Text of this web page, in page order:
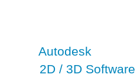
Autodesk
2D / 3D Software